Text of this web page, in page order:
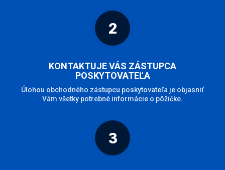
2
KONTAKTUJE VÁS ZÁSTUPCA
POSKYTOVATEĽA
Úlohou obchodného zástupcu poskytovateľa je objasniť
Vám všetky potrebné informácie o pôžičke.
3